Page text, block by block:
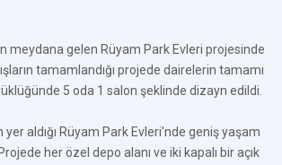
meydana gelen Rüyam Park Evleri projesinde
tamamlandığı projede dairelerin tamamı
5 oda 1 salon şeklinde dizayn edildi.
aldığı Rüyam Park Evleri'nde geniş yaşam
her özel depo alanı ve iki kapalı bir açık